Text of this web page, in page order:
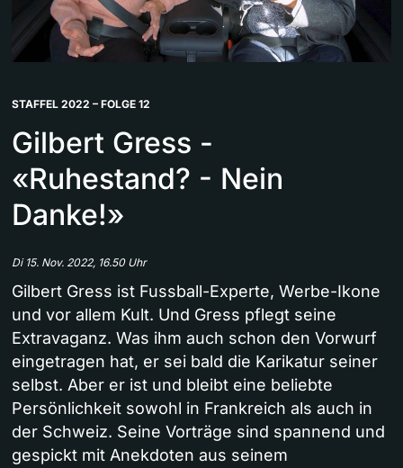
STAFFEL 2022 – FOLGE 12
Gilbert Gress -
«Ruhestand? - Nein
Danke!»
Di 15. Nov. 2022, 16.50 Uhr
Gilbert Gress ist Fussball-Experte, Werbe-Ikone
und vor allem Kult. Und Gress pflegt seine
Extravaganz. Was ihm auch schon den Vorwurf
eingetragen hat, er sei bald die Karikatur seiner
selbst. Aber er ist und bleibt eine beliebte
Persönlichkeit sowohl in Frankreich als auch in
der Schweiz. Seine Vorträge sind spannend und
gespickt mit Anekdoten aus seinem